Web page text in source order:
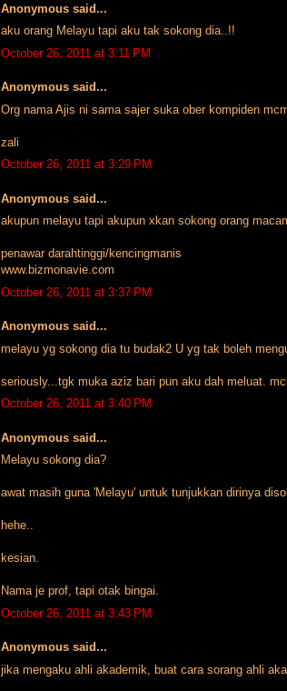
Anonymous said...
aku orang Melayu tapi aku tak sokong dia..!!
October 26, 2011 at 3:11 PM
Anonymous said...
Org nama Ajis ni sama sajer suka ober kompiden
zali
October 26, 2011 at 3:29 PM
Anonymous said...
akupun melayu tapi akupun xkan sokong orang
penawar darahtinggi/kencingmanis
www.bizmonavie.com
October 26, 2011 at 3:37 PM
Anonymous said...
melayu yg sokong dia tu budak2 U yg tak boleh
seriously...tgk muka aziz bari pun aku dah meluat.
October 26, 2011 at 3:40 PM
Anonymous said...
Melayu sokong dia?
awat masih guna 'Melayu' untuk tunjukkan dirinya
hehe..
kesian.
Nama je prof, tapi otak bingai.
October 26, 2011 at 3:43 PM
Anonymous said...
jika mengaku ahli akademik, buat cara sorang ahli